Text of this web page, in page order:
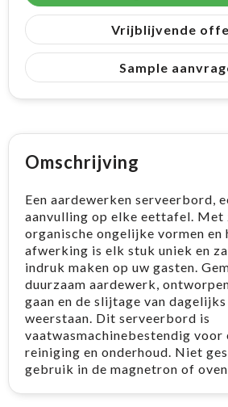
Vrijblijvende
Sample
Omschrijving
Een aardewerken serveerbord,
aanvulling op elke eettafel. Met
organische ongelijke vormen en
afwerking is elk stuk uniek en
indruk maken op uw gasten.
duurzaam aardewerk,
gaan en de slijtage van
weerstaan. Dit serveerbord is
vaatwasmachinebestendig voor
reiniging en onderhoud. Niet
gebruik in de magnetron of